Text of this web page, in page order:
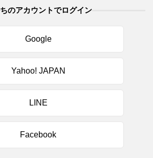
のアカウントでログイン
Google
Yahoo! JAPAN
LINE
Facebook